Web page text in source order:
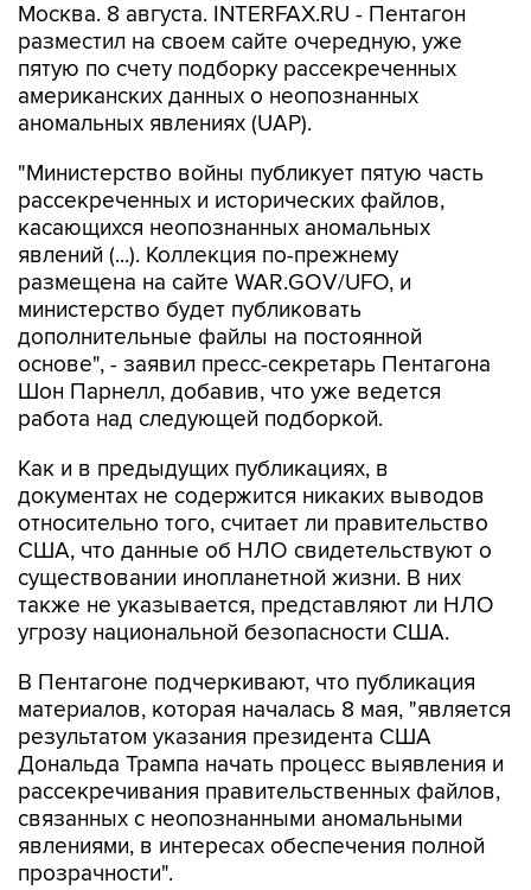
Москва. 8 августа. INTERFAX.RU - Пентагон
разместил на своем сайте очередную, уже
пятую по счету подборку рассекреченных
американских данных о неопознанных
аномальных явлениях (UAP).
"Министерство войны публикует пятую часть
рассекреченных и исторических файлов,
касающихся неопознанных аномальных
явлений (...). Коллекция по-прежнему
размещена на сайте WAR.GOV/UFO, и
министерство будет публиковать
дополнительные файлы на постоянной
основе", - заявил пресс-секретарь Пентагона
Шон Парнелл, добавив, что уже ведется
работа над следующей подборкой.
Как и в предыдущих публикациях, в
документах не содержится никаких выводов
относительно того, считает ли правительство
США, что данные об НЛО свидетельствуют о
существовании инопланетной жизни. В них
также не указывается, представляют ли НЛО
угрозу национальной безопасности США.
В Пентагоне подчеркивают, что публикация
материалов, которая началась 8 мая, "является
результатом указания президента США
Дональда Трампа начать процесс выявления и
рассекречивания правительственных файлов,
связанных с неопознанными аномальными
явлениями, в интересах обеспечения полной
прозрачности".